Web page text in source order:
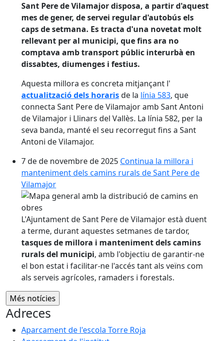
Sant Pere de Vilamajor disposa, a partir d'aquest
mes de gener, de servei regular d'autobús els
caps de setmana. Es tracta d'una novetat molt
rellevant per al municipi, que fins ara no
comptava amb transport públic interurbà en
dissabtes, diumenges i festius.
Aquesta millora es concreta mitjançant l'
actualització dels horarisde la línia 583, que
connecta Sant Pere de Vilamajor amb Sant Antoni
de Vilamajor i Llinars del Vallès. La línia 582, per la
seva banda, manté el seu recorregut fins a Sant
Antoni de Vilamajor.
7 de de novembre de 2025 Continua la millora i
manteniment dels camins rurals de Sant Pere de
Vilamajor
L'Ajuntament de Sant Pere de Vilamajor està duent
a terme, durant aquestes setmanes de tardor,
tasques de millora i manteniment dels camins
rurals del municipi, amb l'objectiu de garantir-ne
el bon estat i facilitar-ne l'accés tant als veïns com
als serveis agrícoles, ramaders i forestals.
Adreces
Aparcament de l'escola Torre Roja